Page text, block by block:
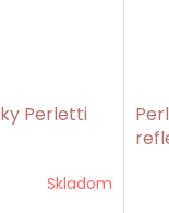
Perletti
Skladom